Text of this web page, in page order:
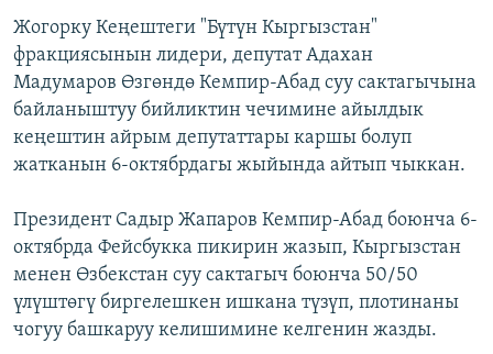
Жогорку Кеңештеги "Бүтүн Кыргызстан"
фракциясынын лидери, депутат Адахан
Мадумаров Өзгөндө Кемпир-Абад суу сактагычына
байланыштуу бийликтин чечимине айылдык
кеңештин айрым депутаттары каршы болуп
жатканын 6-октябрдагы жыйында айтып чыккан.
Президент Садыр Жапаров Кемпир-Абад боюнча 6-
октябрда Фейсбукка пикирин жазып, Кыргызстан
менен Өзбекстан суу сактагыч боюнча 50/50
үлүштөгү биргелешкен ишкана түзүп, плотинаны
чогуу башкаруу келишимине келгенин жазды.